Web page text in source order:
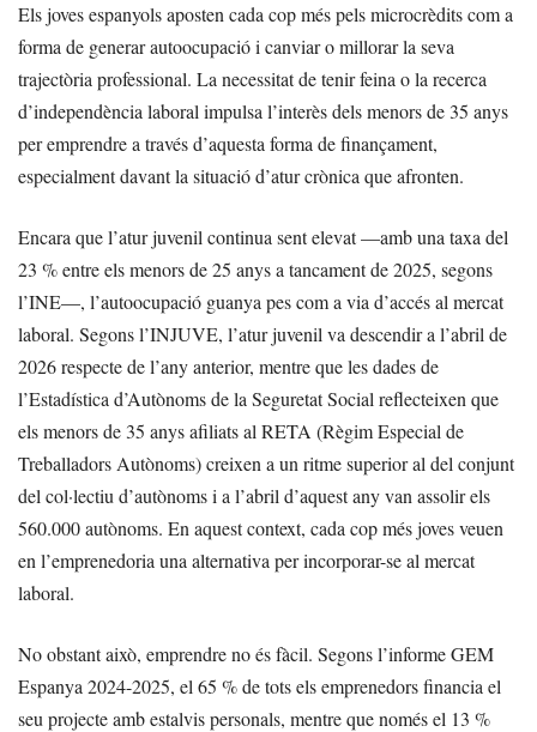
Els joves espanyols aposten cada cop més pels microcrèdits com a
forma de generar autoocupació i canviar o millorar la seva
trajectòria professional. La necessitat de tenir feina o la recerca
d’independència laboral impulsa l’interès dels menors de 35 anys
per emprendre a través d’aquesta forma de finançament,
especialment davant la situació d’atur crònica que afronten.
Encara que l’atur juvenil continua sent elevat —amb una taxa del
23 % entre els menors de 25 anys a tancament de 2025, segons
l’INE—, l’autoocupació guanya pes com a via d’accés al mercat
laboral. Segons l’INJUVE, l’atur juvenil va descendir a l’abril de
2026 respecte de l’any anterior, mentre que les dades de
l’Estadística d’Autònoms de la Seguretat Social reflecteixen que
els menors de 35 anys afiliats al RETA (Règim Especial de
Treballadors Autònoms) creixen a un ritme superior al del conjunt
del col·lectiu d’autònoms i a l’abril d’aquest any van assolir els
560.000 autònoms. En aquest context, cada cop més joves veuen
en l’emprenedoria una alternativa per incorporar-se al mercat
laboral.
No obstant això, emprendre no és fàcil. Segons l’informe GEM
Espanya 2024-2025, el 65 % de tots els emprenedors financia el
seu projecte amb estalvis personals, mentre que només el 13 %